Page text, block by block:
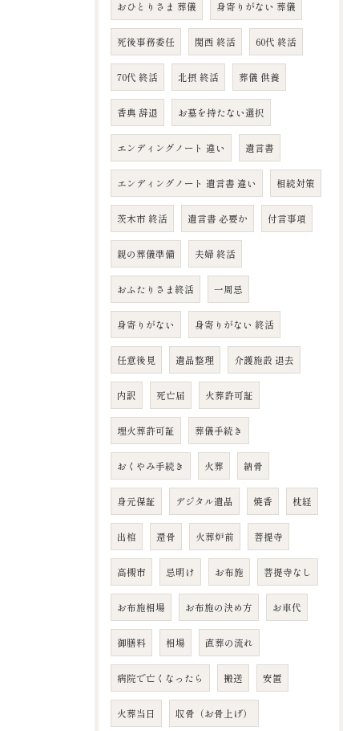
おひとりさま 葬儀 身寄りがない 葬儀
死後事務委任 関西 終活 60代 終活
70代 終活 北摂 終活 葬儀 供養
香典 辞退 お墓を持たない選択
エンディングノート 違い 遺言書
エンディングノート 遺言書 違い 相続対策
茨木市 終活 遺言書 必要か 付言事項
親の葬儀準備 夫婦 終活
おふたりさま終活 一周忌
身寄りがない 身寄りがない 終活
任意後見 遺品整理 介護施設 退去
内訳 死亡届 火葬許可証
埋火葬許可証 葬儀手続き
おくやみ手続き 火葬 納骨
身元保証 デジタル遺品 焼香 枕経
出棺 還骨 火葬炉前 菩提寺
高槻市 忌明け お布施 菩提寺なし
お布施相場 お布施の決め方 お車代
御膳料 相場 直葬の流れ
病院で亡くなったら 搬送 安置
火葬当日 収骨（お骨上げ）